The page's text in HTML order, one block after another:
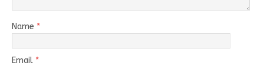
Name *
Email *